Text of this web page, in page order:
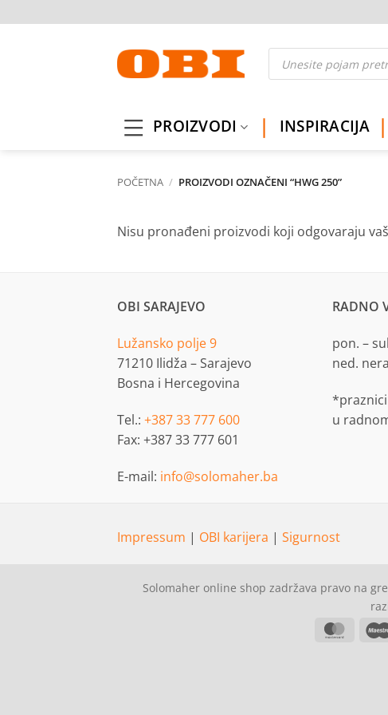
to
Products
search
PROIZVODI INSPIRACIJA
POČETNA / PROIZVODI OZNAČENI “HWG 250”
Nisu pronađeni proizvodi koji odgovaraju
OBI SARAJEVO
Lužansko polje 9
71210 Ilidža – Sarajevo
Bosna i Hercegovina
Tel.: +387 33 777 600
Fax: +387 33 777 601
E-mail: info@solomaher.ba
RADNO
pon. –
ned.
u
Impressum | OBI karijera | Sigurnost
Solomaher online shop zadržava pravo na